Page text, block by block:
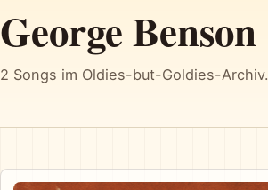
George Benson
2 Songs im Oldies-but-Goldies-Archiv.